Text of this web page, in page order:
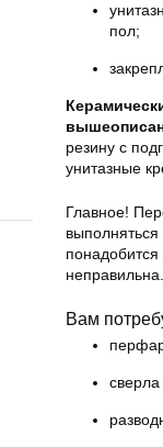
пол;
резину с
унитазные
Главное!
неправильна.
Вам